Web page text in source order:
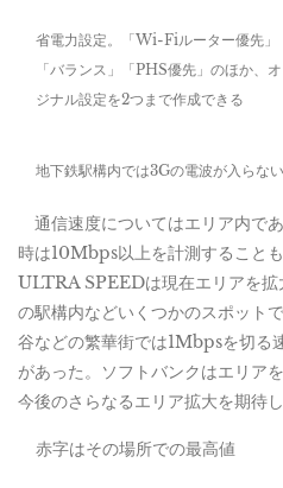
省電力設定。「Wi-Fiルーター優先」
「バランス」「PHS優先」のほか、オ
ジナル設定を2つまで作成できる
地下鉄駅構内では3Gの電波が入らない
通信速度についてはエリア内で
時は10Mbps以上を計測すること
ULTRA SPEEDは現在エリアを拡
の駅構内などいくつかのスポット
谷などの繁華街では1Mbpsを切る
があった。ソフトバンクはエリア
今後のさらなるエリア拡大を期待し
赤字はその場所での最高値